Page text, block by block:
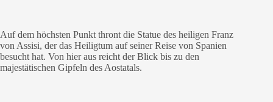
Auf dem höchsten Punkt thront die Statue des heiligen Franz
von Assisi, der das Heiligtum auf seiner Reise von Spanien
besucht hat. Von hier aus reicht der Blick bis zu den
majestätischen Gipfeln des Aostatals.